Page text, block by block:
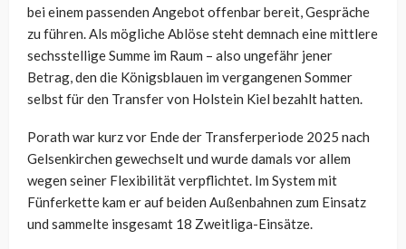
bei einem passenden Angebot offenbar bereit, Gespräche
zu führen. Als mögliche Ablöse steht demnach eine mittlere
sechsstellige Summe im Raum – also ungefähr jener
Betrag, den die Königsblauen im vergangenen Sommer
selbst für den Transfer von Holstein Kiel bezahlt hatten.
Porath war kurz vor Ende der Transferperiode 2025 nach
Gelsenkirchen gewechselt und wurde damals vor allem
wegen seiner Flexibilität verpflichtet. Im System mit
Fünferkette kam er auf beiden Außenbahnen zum Einsatz
und sammelte insgesamt 18 Zweitliga-Einsätze.